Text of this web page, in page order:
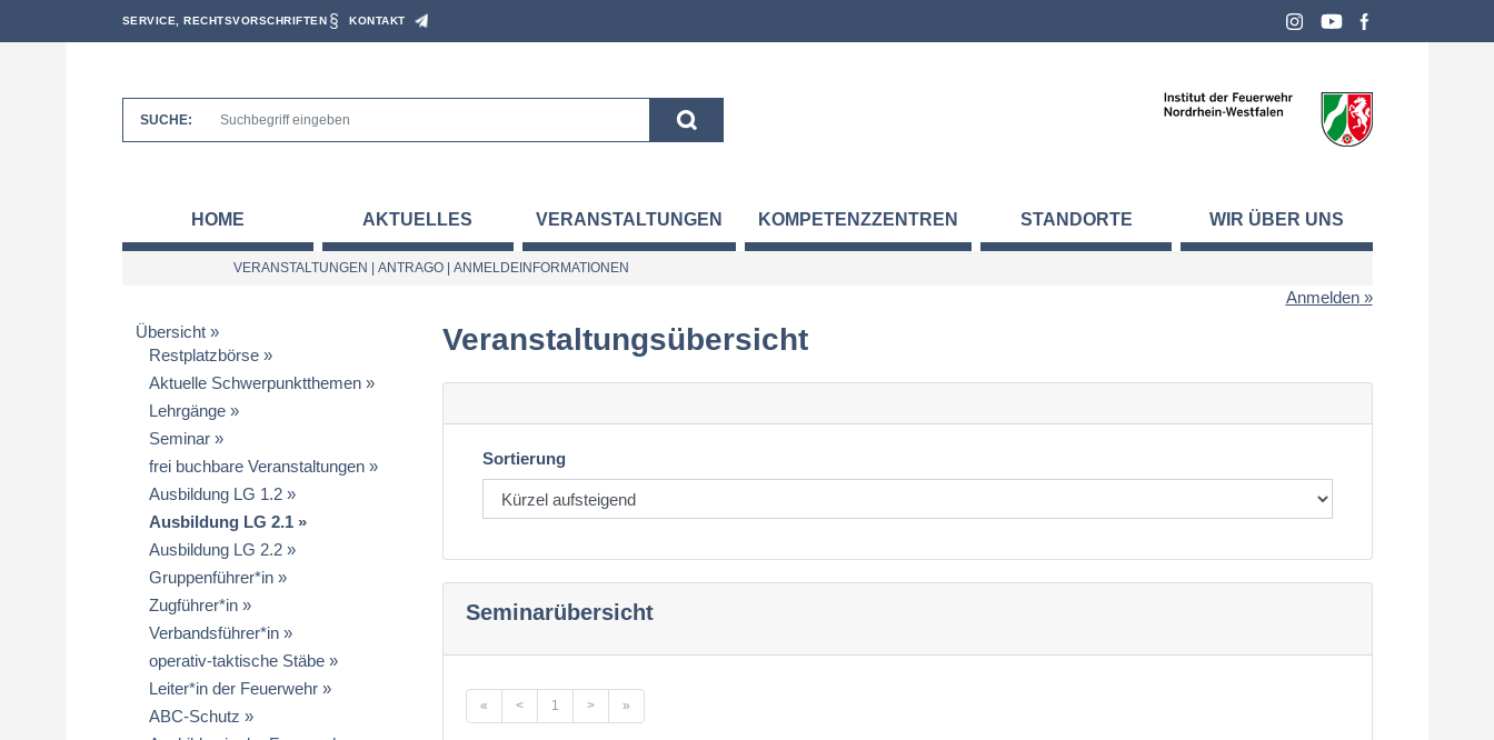
SERVICE, RECHTSVORSCHRIFTEN KONTAKT
SUCHE:
HOME AKTUELLES VERANSTALTUNGEN KOMPETENZZENTREN STANDORTE WIR ÜBER UNS
VERANSTALTUNGEN ANTRAGO| ANMELDEINFORMATIONEN
Anmelden
Übersicht
Restplatzbörse
Aktuelle Schwerpunktthemen
Lehrgänge
Seminar
frei buchbare Veranstaltungen
Ausbildung LG 1.2
Ausbildung LG 2.1
Ausbildung LG 2.2
Gruppenführer*in
Zugführer*in
Verbandsführer*in
operativ-taktische Stäbe
Leiter*in der Feuerwehr
ABC-Schutz
Veranstaltungsübersicht
Sortierung
Seminarübersicht
« < 1 > »